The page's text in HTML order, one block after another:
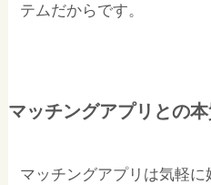
テムだからです。
マッチングアプリとの
マッチングアプリは気軽